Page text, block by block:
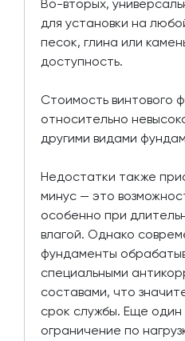
Во-вторых,
для установки на
песок, глина или
доступность.
Стоимость винтового
относительно
другими видами
Недостатки также
минус — это
особенно при
влагой. Однако
фундаменты
специальными
составами, что
срок службы. Еще
ограничение по